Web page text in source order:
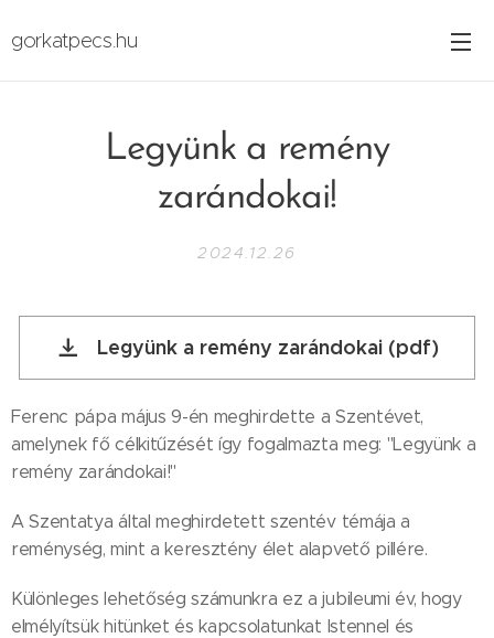
gorkatpecs.hu
Legyünk a remény
zarándokai!
2024.12.26
Legyünk a remény zarándokai (pdf)
Ferenc pápa május 9-én meghirdette a Szentévet,
amelynek fő célkitűzését így fogalmazta meg: "Legyünk a
remény zarándokai!"
A Szentatya által meghirdetett szentév témája a
reménység, mint a keresztény élet alapvető pillére.
Különleges lehetőség számunkra ez a jubileumi év, hogy
elmélyítsük hitünket és kapcsolatunkat Istennel és